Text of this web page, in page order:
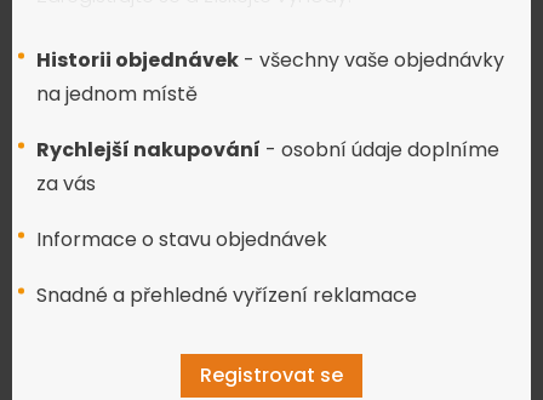
Historii objednávek - všechny vaše objednávky
na jednom místě
Rychlejší nakupování - osobní údaje doplníme
za vás
Informace o stavu objednávek
Snadné a přehledné vyřízení reklamace
Registrovat se